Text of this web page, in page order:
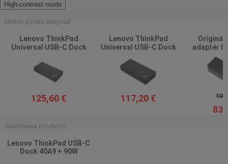
High-contrast mode
Mohlo by vás zaujímať
Lenovo ThinkPad
Universal USB-C Dock
adaptér
125,60 €
Lenovo ThinkPad
Universal USB-C Dock
napájecí adaptér
117,20 €
adaptér
Navštívené produkty
Lenovo ThinkPad USB-C
Dock 40A9 + 90W